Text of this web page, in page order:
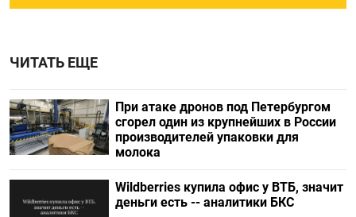
ЧИТАТЬ ЕЩЕ
При атаке дронов под Петербургом
сгорел один из крупнейших в России
производителей упаковки для
молока
Wildberries купила офис у ВТБ, значит
деньги есть -- аналитики БКС